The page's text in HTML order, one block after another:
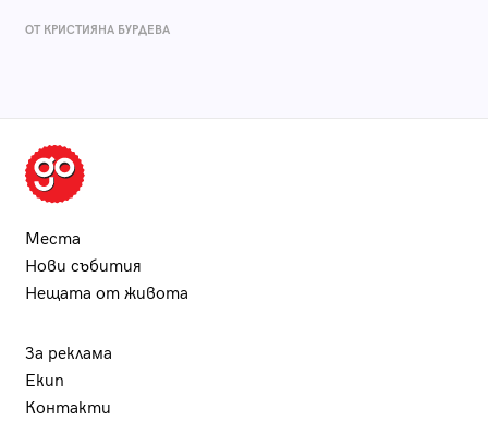
ОТ КРИСТИЯНА БУРДЕВА
Места
Нови събития
Нещата от живота
За реклама
Екип
Контакти